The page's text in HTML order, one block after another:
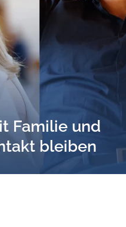
Familie und
bleiben